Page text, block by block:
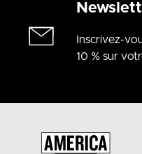
Inscrivez-
10 % sur